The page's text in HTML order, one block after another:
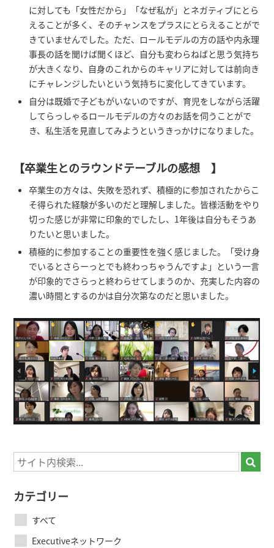
に対しても「女性だから」「なぜ私が」とネガティブにとら
えることが多く、そのチャンスをプラスにとらえることがで
きていませんでした。ただ、ロールモデルの方の話や内永理
事長の話を聞けば聞くほど、自分も変わらねばと思う気持ち
が大きくなり、自身のこれからのキャリアに対しては前向き
にチャレンジしたいという気持ちに変化してきています。
自分は既婚で子どもがいないのですが、育児をしながら活躍
してらっしゃるロールモデルの方々のお話を伺うことがで
き、私生活を見直してみようというきっかけになりました。
【卒業生とのラウンドテーブルの感想 】
卒業生の方々は、失敗を恐れず、積極的に参加されたからこ
そ得られた経験が多いのだと理解しました。皆様活動をやり
切った感じが非常に印象的でしたし、1年後は自分もそうあ
りたいと思いました。
積極的に参加することの重要性を強く感じました。「受け身
でいるとさらーっとでも終わっちゃうんですよ」という一言
が印象的でさらっと終わらせてしまうのか、充実した内容の
濃い時間とするのかは自分次第なのだと思いました。
カテゴリー
すべて
Executiveネットワーク